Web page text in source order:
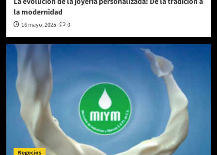
la modernidad
16 mayo, 2025 0
Negocios